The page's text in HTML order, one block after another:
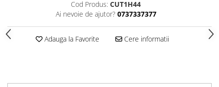
Cod Produs: CUT1H44
Ai nevoie de ajutor? 0737337377
Adauga la Favorite Cere informatii